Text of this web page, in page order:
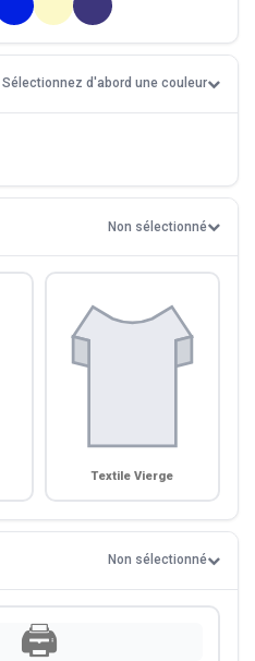
Sélectionnez d'abord une couleur
Non sélectionné
Textile Vierge
Non sélectionné
🖨️